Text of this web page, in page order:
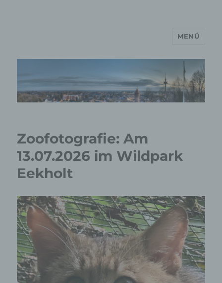
MP Mario Porten Beratung
Training Coaching
MENÜ
Zoofotografie: Am
13.07.2026 im Wildpark
Eekholt